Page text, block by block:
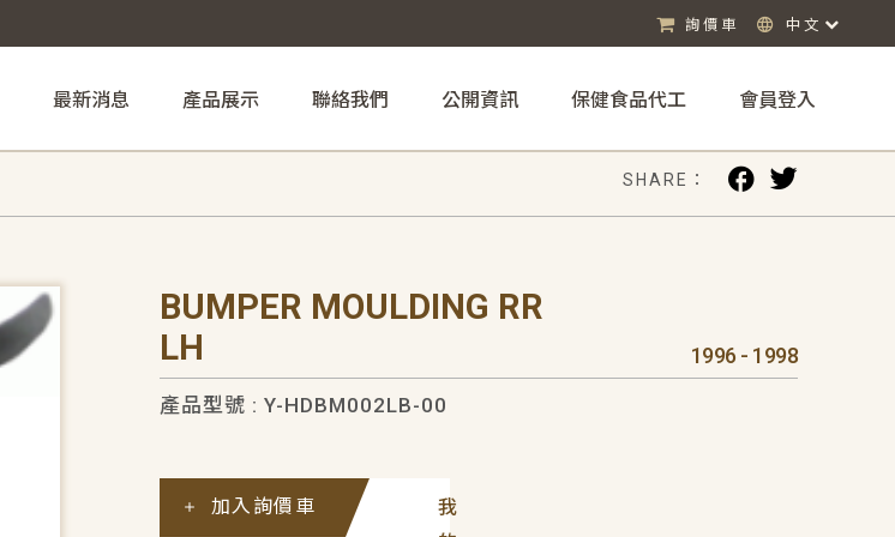
詢價車 中文
最新消息 產品展示 聯絡我們 公開資訊 保健食品代工 會員登入
SHARE：
BUMPER MOULDING RR
LH
1996 - 1998
產品型號 : Y-HDBM002LB-00
我
加入詢價車